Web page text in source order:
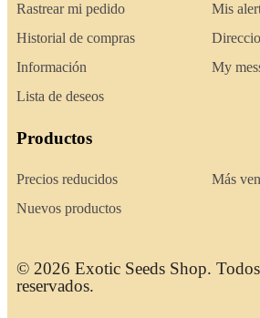
Rastrear mi pedido
Historial de compras
Información
Lista de deseos
Mis
My
Productos
Precios reducidos
Nuevos productos
Más
© 2026 Exotic Seeds Shop.
reservados.